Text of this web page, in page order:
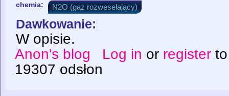
chemia: N2O (gaz rozweselający)
Dawkowanie:
W opisie.
Anon's blog
Log in or register
19307 odsłon